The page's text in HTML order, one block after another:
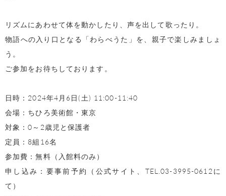
リズムにあわせて体を動かしたり、声を出して歌ったり。
物語への入り口となる「わらべうた」を、親子で楽しみましょ
う。
ご参加をお待ちしております。
日時：2024年4月6日(土) 11:00-11:40
会場：ちひろ美術館・東京
対象：0～2歳児と保護者
定員：8組16名
参加費：無料（入館料のみ）
申し込み：要事前予約（公式サイト、TEL.03-3995-0612に
て）